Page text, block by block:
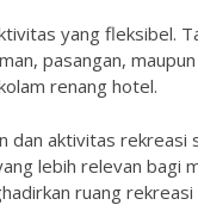
yang fleksibel.
pasangan,
renang hotel.
dan aktivitas
lebih relevan bagi
ruang